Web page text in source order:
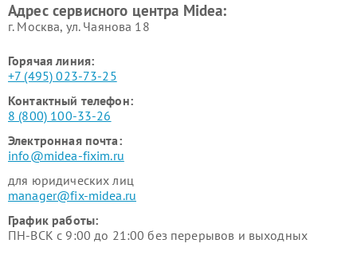
Midea
Адрес сервисного центра Midea:
г. Москва, ул. Чаянова 18
Горячая линия:
+7 (495) 023-73-25
Контактный телефон:
8 (800) 100-33-26
Электронная почта:
info@midea-fixim.ru
для юридических лиц
manager@fix-midea.ru
График работы:
ПН-ВСК с 9:00 до 21:00 без перерывов и выходных